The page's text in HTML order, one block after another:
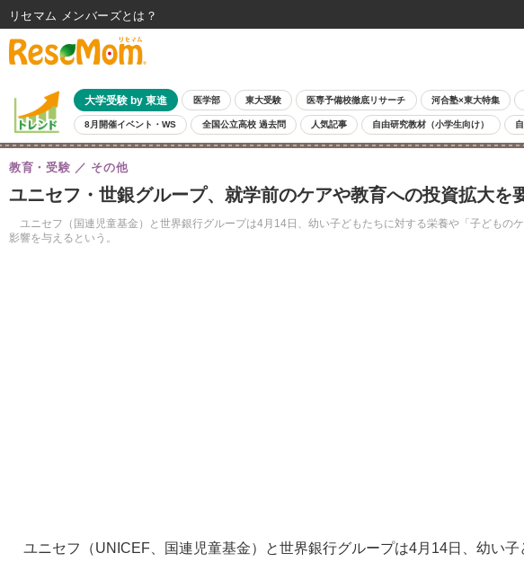
大学受験 by 東進 医学部 東大受験 医専予備校徹底リサーチ 河合塾×東大特集
8月開催イベント・WS 全国公立高校 過去問 人気記事 自由研究教材（小学生向け）
ユニセフ・世銀グループ、就学前のケアや教育への投資拡大を
ユニセフ（国連児童基金）と世界銀行グループは4月14日、幼い子どもたちに対する栄養や「子ども
影響を与えるという。
教育・受験 その他
ユニセフ（UNICEF、国連児童基金）と世界銀行グループは4月14日、幼い子
リセマム メンバーズ